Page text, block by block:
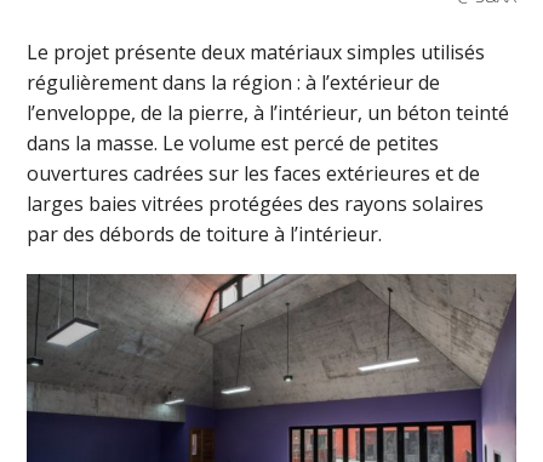
Le projet présente deux matériaux simples utilisés
régulièrement dans la région : à l’extérieur de
l’enveloppe, de la pierre, à l’intérieur, un béton teinté
dans la masse. Le volume est percé de petites
ouvertures cadrées sur les faces extérieures et de
larges baies vitrées protégées des rayons solaires
par des débords de toiture à l’intérieur.